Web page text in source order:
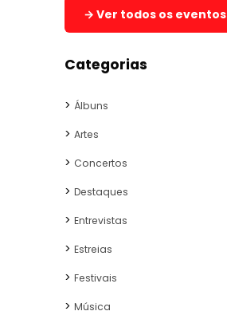
→ Ver todos os eventos
Categorias
Álbuns
Artes
Concertos
Destaques
Entrevistas
Estreias
Festivais
Música